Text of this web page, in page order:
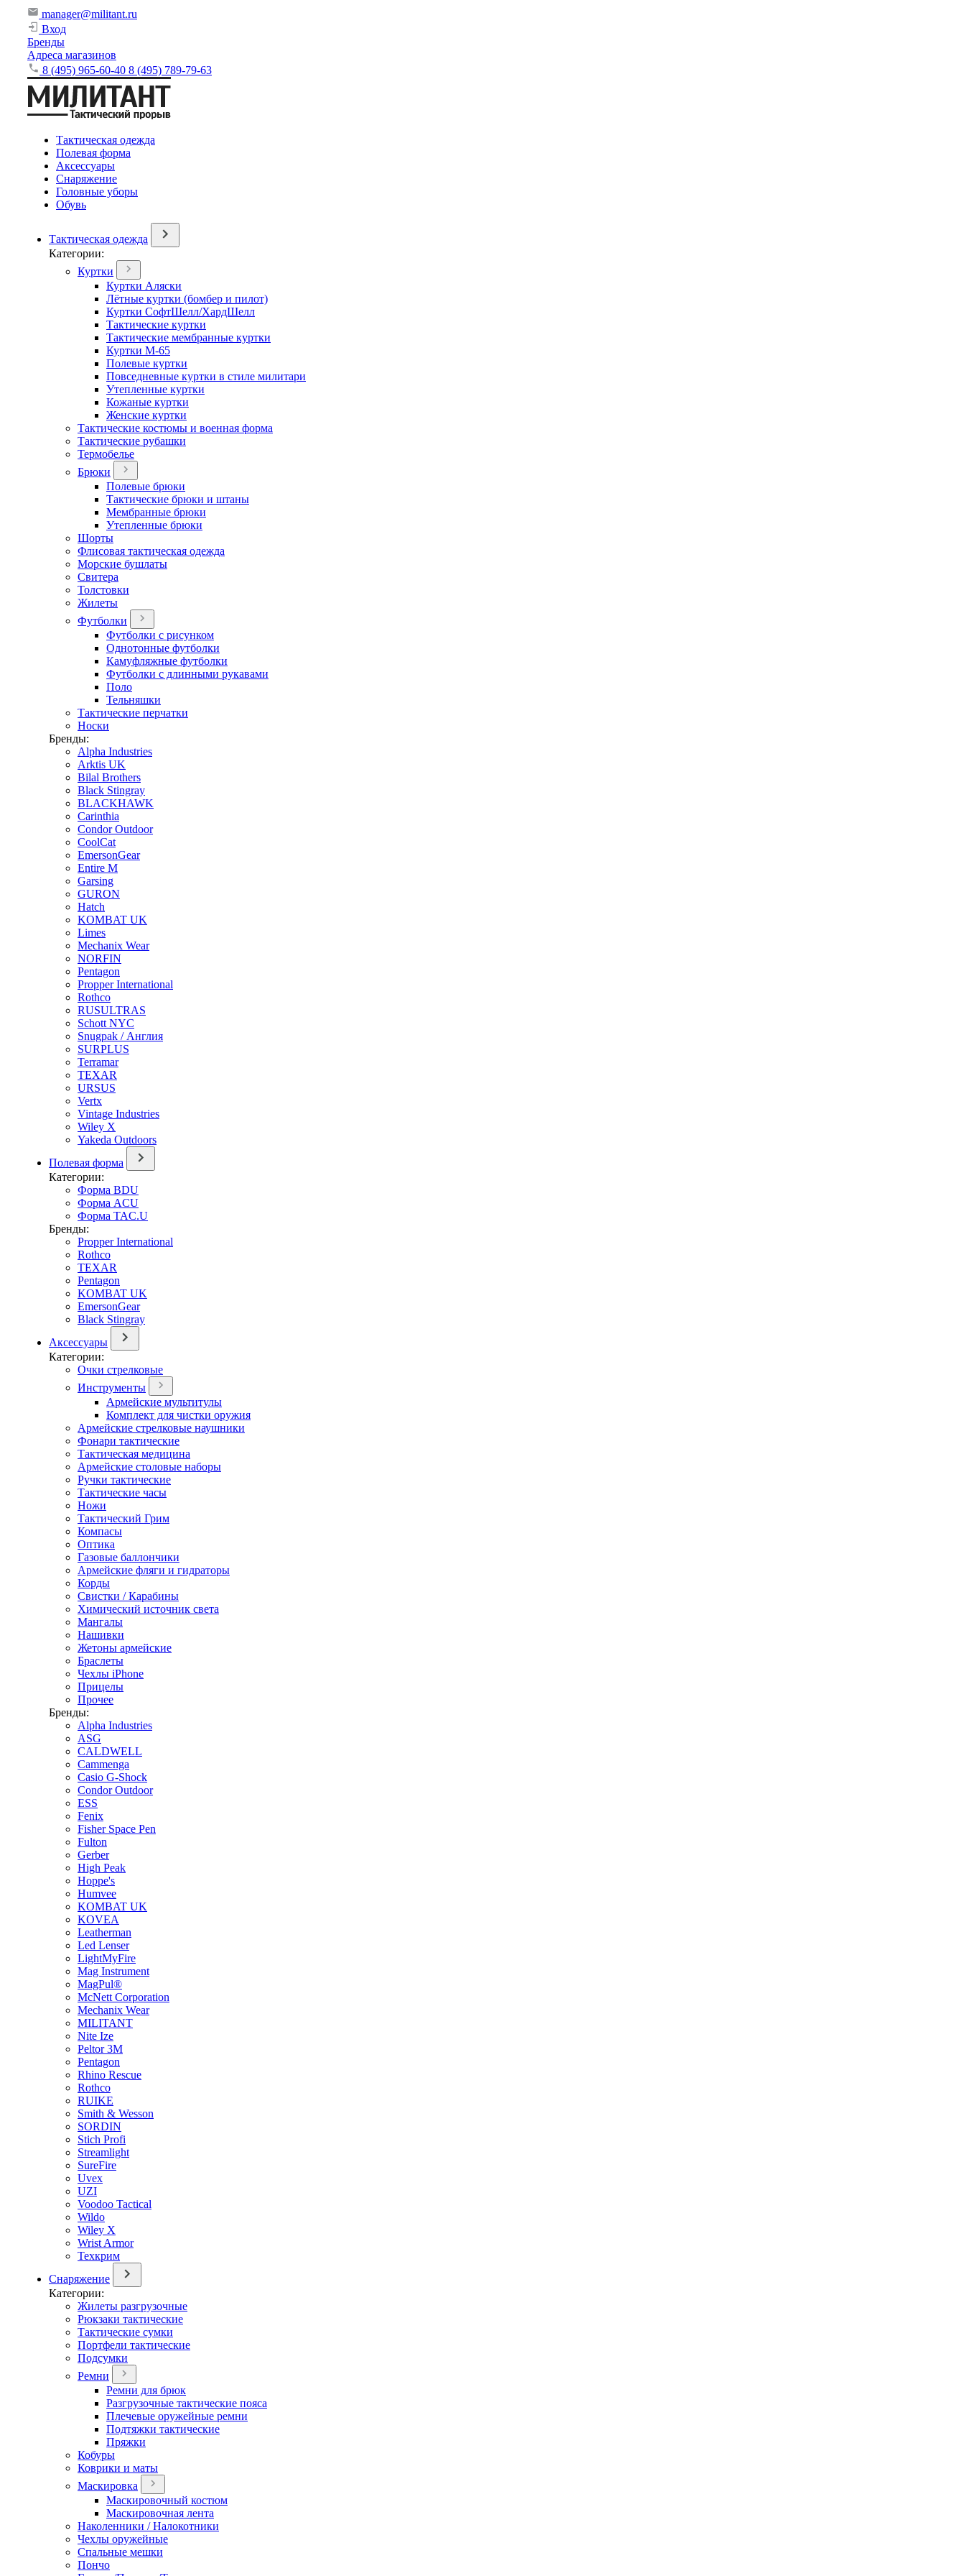
manager@militant.ru
Вход
Бренды
Адреса магазинов
8 (495) 965-60-40 8 (495) 789-79-63
Тактическая одежда
Полевая форма
Аксессуары
Снаряжение
Головные уборы
Обувь
Тактическая одежда
Категории:
Куртки
Куртки Аляски
Лётные куртки (бомбер и пилот)
Куртки СофтШелл/ХардШелл
Тактические куртки
Тактические мембранные куртки
Куртки М-65
Полевые куртки
Повседневные куртки в стиле милитари
Утепленные куртки
Кожаные куртки
Женские куртки
Тактические костюмы и военная форма
Тактические рубашки
Термобелье
Брюки
Полевые брюки
Тактические брюки и штаны
Мембранные брюки
Утепленные брюки
Шорты
Флисовая тактическая одежда
Морские бушлаты
Свитера
Толстовки
Жилеты
Футболки
Футболки с рисунком
Однотонные футболки
Камуфляжные футболки
Футболки с длинными рукавами
Поло
Тельняшки
Тактические перчатки
Носки
Бренды:
Alpha Industries
Arktis UK
Bilal Brothers
Black Stingray
BLACKHAWK
Carinthia
Condor Outdoor
CoolCat
EmersonGear
Entire M
Garsing
GURON
Hatch
KOMBAT UK
Limes
Mechanix Wear
NORFIN
Pentagon
Propper International
Rothco
RUSULTRAS
Schott NYC
Snugpak / Англия
SURPLUS
Terramar
TEXAR
URSUS
Vertx
Vintage Industries
Wiley X
Yakeda Outdoors
Полевая форма
Категории:
Форма BDU
Форма ACU
Форма TAC.U
Бренды:
Propper International
Rothco
TEXAR
Pentagon
KOMBAT UK
EmersonGear
Black Stingray
Аксессуары
Категории:
Очки стрелковые
Инструменты
Армейские мультитулы
Комплект для чистки оружия
Армейские стрелковые наушники
Фонари тактические
Тактическая медицина
Армейские столовые наборы
Ручки тактические
Тактические часы
Ножи
Тактический Грим
Компасы
Оптика
Газовые баллончики
Армейские фляги и гидраторы
Корды
Свистки / Карабины
Химический источник света
Мангалы
Нашивки
Жетоны армейские
Браслеты
Чехлы iPhone
Прицелы
Прочее
Бренды:
Alpha Industries
ASG
CALDWELL
Cammenga
Casio G-Shock
Condor Outdoor
ESS
Fenix
Fisher Space Pen
Fulton
Gerber
High Peak
Hoppe's
Humvee
KOMBAT UK
KOVEA
Leatherman
Led Lenser
LightMyFire
Mag Instrument
MagPul®
McNett Corporation
Mechanix Wear
MILITANT
Nite Ize
Peltor 3M
Pentagon
Rhino Rescue
Rothco
RUIKE
Smith & Wesson
SORDIN
Stich Profi
Streamlight
SureFire
Uvex
UZI
Voodoo Tactical
Wildo
Wiley X
Wrist Armor
Техкрим
Снаряжение
Категории:
Жилеты разгрузочные
Рюкзаки тактические
Тактические сумки
Портфели тактические
Подсумки
Ремни
Ремни для брюк
Разгрузочные тактические пояса
Плечевые оружейные ремни
Подтяжки тактические
Пряжки
Кобуры
Коврики и маты
Маскировка
Маскировочный костюм
Маскировочная лента
Наколенники / Налокотники
Чехлы оружейные
Спальные мешки
Пончо